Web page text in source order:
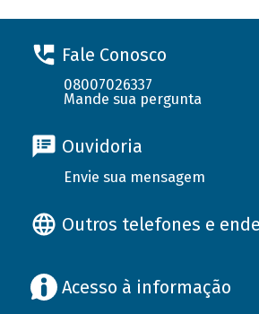
Fale Conosco
08007026337
Mande sua pergunta
Ouvidoria
Envie sua mensagem
Outros telefones e
Acesso à informação